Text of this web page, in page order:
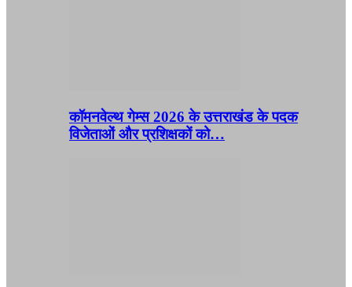
कॉमनवेल्थ गेम्स 2026 के उत्तराखंड के पदक
विजेताओं और प्रशिक्षकों को…